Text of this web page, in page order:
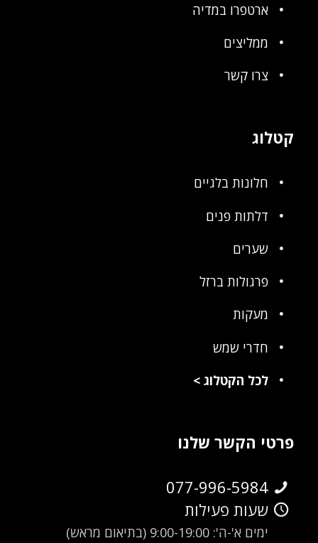
ארטפרו במדיה
ממליצים
צרו קשר
קטלוג
חלונות בלגיים
דלתות פנים
שערים
פרגולות ברזל
מעקות
חדרי שמש
לכל הקטלוג>
פרטי הקשר שלנו
077-996-5984
שעות פעילות
ימים א'-ה': 9:00-19:00 (בתיאום מראש)